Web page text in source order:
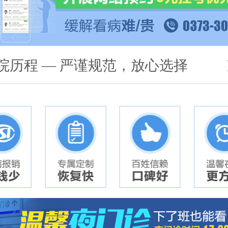
历程 — 严谨规范，放心选择